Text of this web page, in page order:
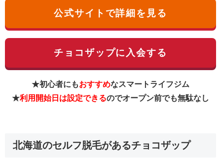
公式サイトで詳細を見る
チョコザップに入会する
★初心者にもおすすめなスマートライフジム
★利用開始日は設定できるのでオープン前でも無駄なし
北海道のセルフ脱毛があるチョコザップ